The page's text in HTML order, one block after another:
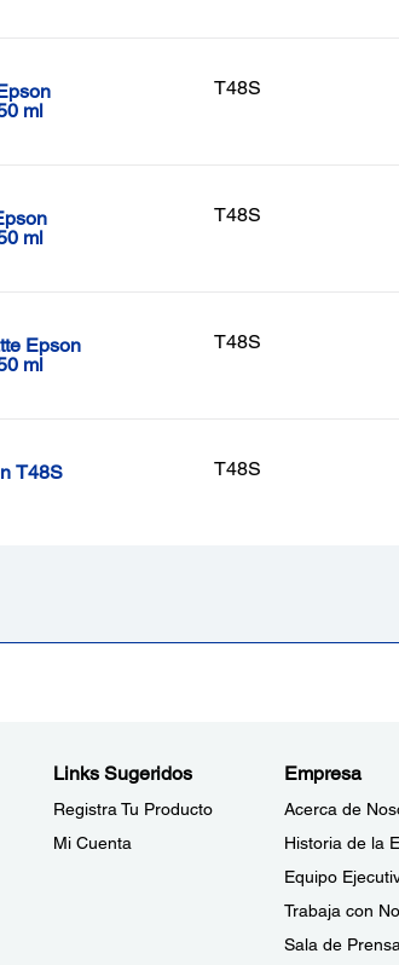
ml
T48S
ml
T48S
Epson
ml
T48S
T48S
T48S
Links Sugeridos
Registra Tu Producto
Mi Cuenta
Empresa
Acerca de
Historia de la
Equipo
Trabaja con
Sala de Prensa